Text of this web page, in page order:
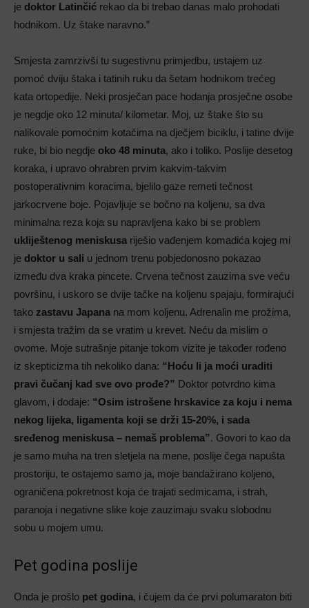
je doktor Latinčić rekao da bi trebao danas malo prohodati
hodnikom. Uz štake naravno.”
Smjesta zamrzivši tu sugestivnu primjedbu, ustajem uz
pomoć dviju štaka i tatinih ruku da šetam hodnikom trećeg
kata ortopedije. Neki prosječan pace hodanja prosječne osobe
je negdje oko 12 minuta/ kilometar. Moj, uz štake što su
nalikovale pomoćnim kotačima na dječjem biciklu, i tatine dvije
ruke, bi bio negdje oko 48 minuta, ako i toliko. Poslije desetog
koraka, i upravo ohrabren prvim kakvim-takvim
postoperativnim koracima, bjelilo gaze remeti tečnost
jarkocrvene boje. Pojavljuje se bočno na koljenu, sa dva
minimalna reza koja su napravljena kako bi se problem
ukliještenog meniskusariješio vađenjem komadića kojeg mi
je doktor u sali u jednom trenu pobjedonosno pokazao
između dva kraka pincete. Crvena tečnost zauzima sve veću
površinu, i uskoro se dvije tačke na koljenu spajaju, formirajući
tako zastavu Japanana mom koljenu. Adrenalin me prožima,
i smjesta tražim da se vratim u krevet. Neću da mislim o
ovome. Moje sutrašnje pitanje tokom vizite je također rođeno
iz skepticizma tih nekoliko dana: “Hoću li ja moći uraditi
pravi čučanj kad sve ovo prođe?” Doktor potvrdno kima
glavom, i dodaje: “Osim istrošene hrskavice za koju i nema
nekog lijeka, ligamenta koji se drži 15-20%, i sada
sređenog meniskusa – nemaš problema”. Govori to kao da
je samo muha na tren sletjela na mene, poslije čega napušta
prostoriju, te ostajemo samo ja, moje bandažirano koljeno,
ograničena pokretnost koja će trajati sedmicama, i strah,
paranoja i negativne slike koje zauzimaju svaku slobodnu
sobu u mojem umu.
Pet godina poslije
Onda je prošlo pet godina, i čujem da će prvi polumaraton biti